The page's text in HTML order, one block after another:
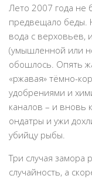
Лето 2007 года не
предвещало беды.
вода с верховьев,
(умышленной или
обошлось. Опять
«ржавая» тёмно-
удобрениями и
каналов – и вновь
ондатры и ужи
убийцу рыбы.
Три случая замора
случайность, а